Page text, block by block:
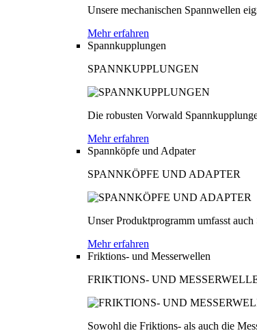
Unsere mechanischen Spannwellen
Mehr erfahren
Spannkupplungen
SPANNKUPPLUNGEN
Die robusten Vorwald
Mehr erfahren
Spannköpfe und Adpater
SPANNKÖPFE UND ADAPTER
Unser Produktprogramm umfasst
Mehr erfahren
Friktions- und Messerwellen
FRIKTIONS- UND
Sowohl die Friktions- als auch die